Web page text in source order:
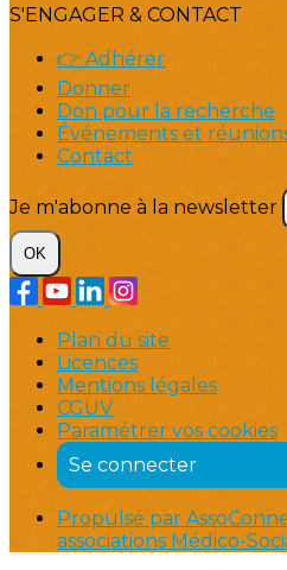
S'ENGAGER & CONTACT
👉 Adhérer
Donner
Don pour la recherche
Événements et
Contact
Je m'abonne à la newsletter
OK
Plan du site
Licences
Mentions légales
CGUV
Paramétrer vos cookies
Se connecter
Propulsé par
associations Médico-